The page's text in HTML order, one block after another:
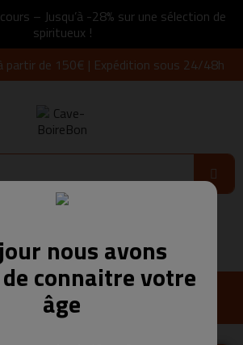
nous avons
connaitre votre
âge
– Jusqu’à -28% sur une sélection de
spiritueux !
de 150€ | Expédition sous 24/48h